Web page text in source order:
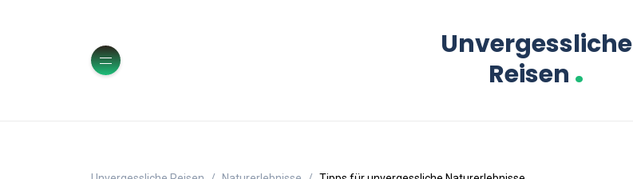
Unvergessliche
Reisen .